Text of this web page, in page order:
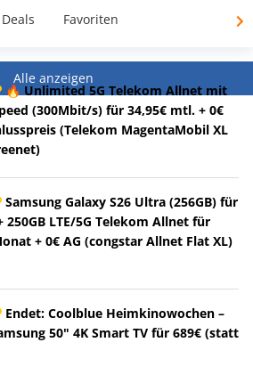
Favoriten
Alle anzeigen
🔥 Unlimited 5G Telekom Allnet mit
(300Mbit/s) für 34,95€ mtl. + 0€
(Telekom MagentaMobil XL
Samsung Galaxy S26 Ultra (256GB) für
250GB LTE/5G Telekom Allnet für
+ 0€ AG (congstar Allnet Flat XL)
Endet: Coolblue Heimkinowochen –
50" 4K Smart TV für 689€ (statt